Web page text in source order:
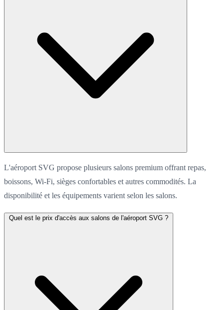
L'aéroport SVG propose plusieurs salons premium offrant repas,
boissons, Wi-Fi, sièges confortables et autres commodités. La
disponibilité et les équipements varient selon les salons.
Quel est le prix d'accès aux salons de l'aéroport SVG ?